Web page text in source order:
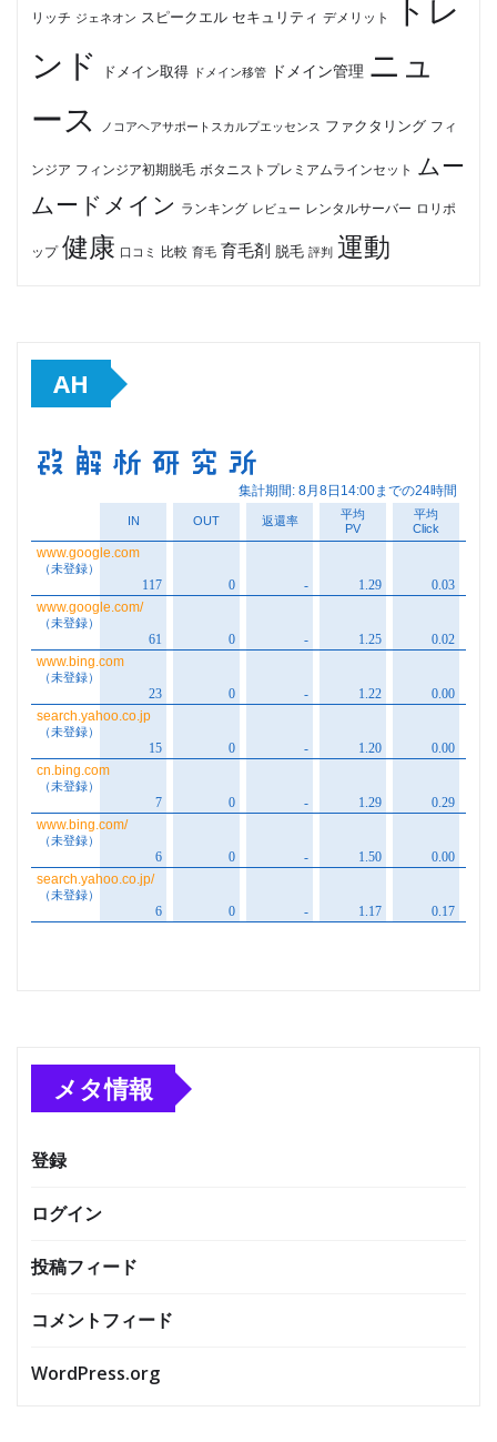
リッチ ジェネオン スピークエル セキュリティ デメリット
トレ
ンド
ドメイン取得 ドメイン移管 ドメイン管理 ニュ
ース
ノコアヘアサポートスカルプエッセンス ファクタリング フィ
ンジア フィンジア初期脱毛 ボタニストプレミアムラインセット ムー
ムードメイン ランキング レビュー レンタルサーバー ロリポ
ップ 健康 口コミ 比較 育毛 育毛剤 脱毛 評判 運動
AH
メタ情報
登録
ログイン
投稿フィード
コメントフィード
WordPress.org